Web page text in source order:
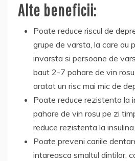
Alte beneficii:
Poate reduce riscul de
grupe de varsta, la care au
invarsta si persoane de
baut 2-7 pahare de vin
aratat un risc mai mic de
Poate reduce rezistenta la
pahare de vin rosu pe zi
reduce rezistenta la insulina.
Poate preveni cariile
intareasca smaltul dintilor,